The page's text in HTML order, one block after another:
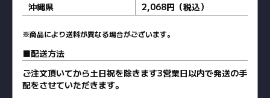
沖縄県
2,068円（税込）
※商品により送料が異なる場合がございます。
配送方法
ご注文頂いてから土日祝を除きます3営業日以内で発送の手
配をさせていただきます。